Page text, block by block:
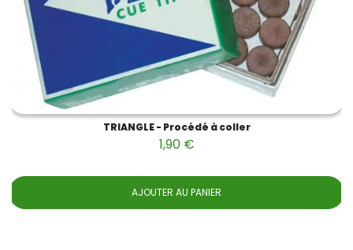
TRIANGLE - Procédé à coller
1,90 €
AJOUTER AU PANIER